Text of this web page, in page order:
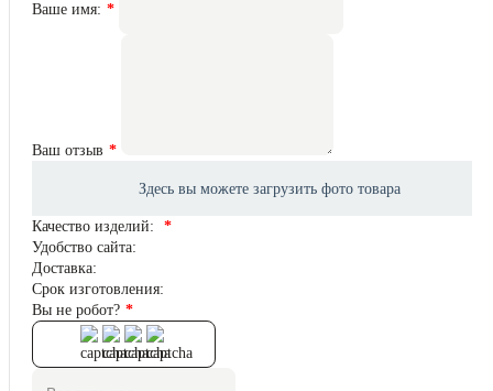
Ваше имя:
Ваш отзыв
Качество изделий:
Удобство сайта:
Доставка:
Срок изготовления:
Вы не робот?